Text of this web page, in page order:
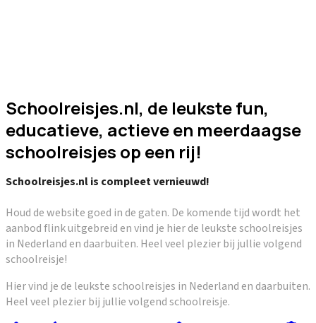
Schoolreisjes.nl, de leukste fun,
educatieve, actieve en meerdaagse
schoolreisjes op een rij!
Schoolreisjes.nl is compleet vernieuwd!
Houd de website goed in de gaten. De komende tijd wordt het
aanbod flink uitgebreid en vind je hier de leukste schoolreisjes
in Nederland en daarbuiten. Heel veel plezier bij jullie volgend
schoolreisje!
Hier vind je de leukste schoolreisjes in Nederland en daarbuiten.
Heel veel plezier bij jullie volgend schoolreisje.